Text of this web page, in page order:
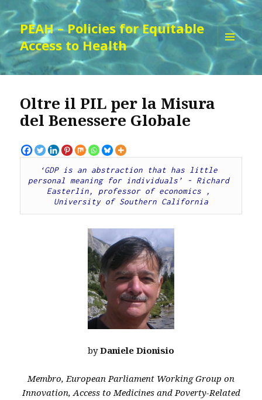
PEAH – Policies for Equitable
Access to Health
WIDGETS
Oltre il PIL per la Misura
del Benessere Globale
‘GDP is an abstraction that has little
personal meaning for individuals’ - Richard
Easterlin, professor of economics ,
University of Southern California
byDaniele Dionisio
Membro, European Parliament Working Group on
Innovation, Access to Medicines and Poverty-Related